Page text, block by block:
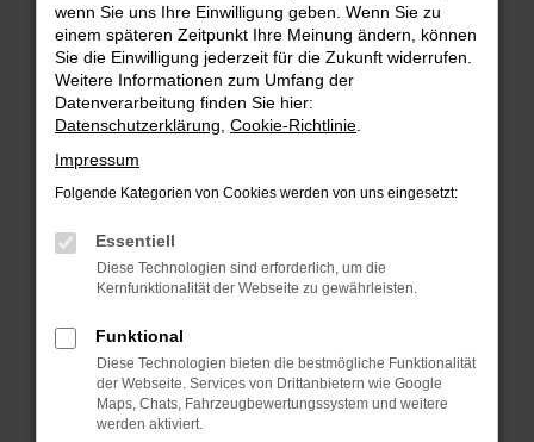
Beim Laden ist ein Fehler aufgetreten.
Hier sind ein paar Tipps, die dir helfen können:
Überprüfe deine Firewall und deine
Internetverbindung.
Laden andere Webseiten, zum Beispiel
Manche Erweiterungen, wie Werbeblocker,
können das Laden bestimmter Seiten
verhindern. Funktioniert die Seite in einem
anderen Browser oder in einem privaten
Fenster?
Starte dein Gerät neu.
Das kann manchmal helfen,
wenn Sie uns Ihre Einwilligung geben. Wenn Sie zu
einem späteren Zeitpunkt Ihre Meinung ändern, können
Sie die Einwilligung jederzeit für die Zukunft widerrufen.
Weitere Informationen zum Umfang der
Datenverarbeitung finden Sie hier:
Datenschutzerklärung Cookie-Richtlinie
Impressum
Folgende Kategorien von Cookies werden von uns eingesetzt:
Essentiell
Diese Technologien sind erforderlich, um die
Kernfunktionalität der Webseite zu gewährleisten.
Funktional
Diese Technologien bieten die bestmögliche Funktionalität
der Webseite. Services von Drittanbietern wie Google
Maps, Chats, Fahrzeugbewertungssystem und weitere
werden aktiviert.